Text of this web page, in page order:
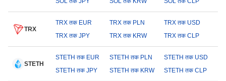
TRX
TRX तक EUR TRX तक PLN
TRX तक USD
TRX तक JPY
TRX तक KRW TRX तक CLP
STETH
STETH तक EUR STETH तक PLN
STETH तक USD
STETH तक JPY
STETH तक KRW STETH तक CLP